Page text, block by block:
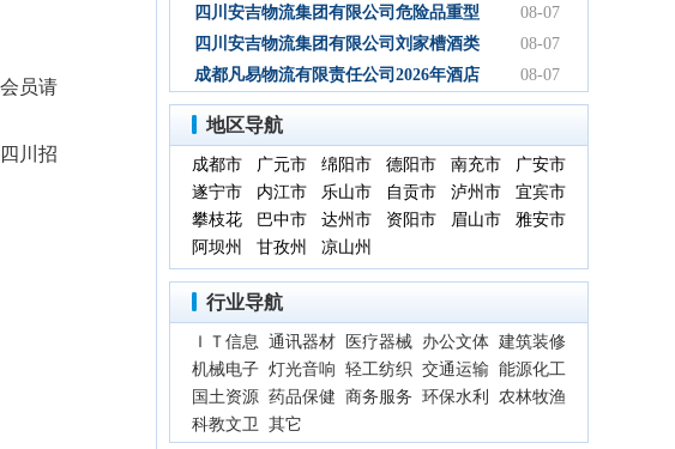
员请
川招
候选人公示
自卸式集装箱采购项目成交候选人公示
四川安吉物流集团有限公司危险品重型
罐式半挂车项目成交候选人公示
08-07
四川安吉物流集团有限公司刘家槽酒类
绿色智慧物流园职业病危害预评价服务
（二次）成交候选人公示
08-07
成都凡易物流有限责任公司2026年酒店
空调采购及安装项目（第三次）评审结
果公示
08-07
地区导航
成都市 广元市 绵阳市 德阳市 南充市
广安市
遂宁市
内江市 乐山市 自贡市 泸州市
宜宾市
攀枝花
巴中市 达州市 资阳市 眉山市
雅安市
阿坝州
甘孜州 凉山州
行业导航
ＩＴ信息 通讯器材 医疗器械 办公文体 建筑装修
机械电子 灯光音响 轻工纺织 交通运输 能源化工
国土资源 药品保健 商务服务 环保水利
农林牧渔
科教文卫 其它